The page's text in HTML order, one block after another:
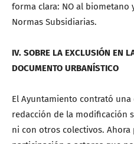
forma clara: NO al biometano
Normas Subsidiarias.
IV. SOBRE LA EXCLUSIÓN EN
DOCUMENTO URBANÍSTICO
El Ayuntamiento contrató
redacción de la modificación
ni con otros colectivos.